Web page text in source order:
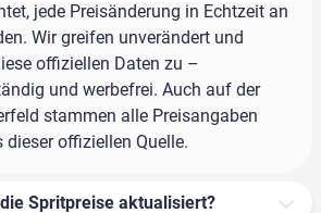
jede Preisänderung in Echtzeit an
Wir greifen unverändert und
offiziellen Daten zu –
und werbefrei. Auch auf der
stammen alle Preisangaben
offiziellen Quelle.
Spritpreise aktualisiert?